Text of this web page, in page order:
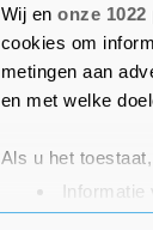
Wij en onze
cookies om
metingen aan
en met welke
Als u het
Informatie
Uw